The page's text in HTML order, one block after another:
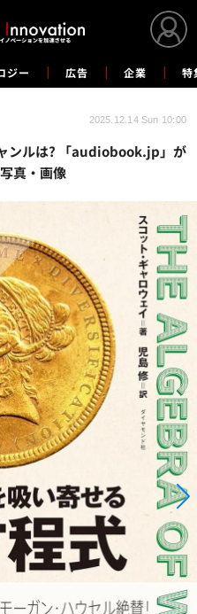
ジー 広告 企業 特
ンルは? 「audiobook.jp」が
真・画像
2025.12.14 Sun 10:00